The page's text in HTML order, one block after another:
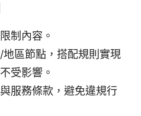
制內容。
區節點，搭配規則實現
受影響。
服務條款，避免違規行